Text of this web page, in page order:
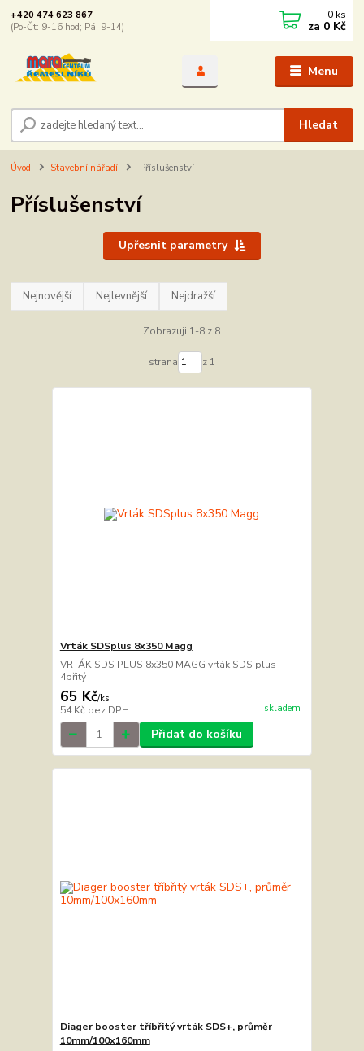
Menu
Hledat
+420 474 623 867
(Po-Čt: 9-16 hod; Pá: 9-14)
0 ks
za 0 Kč
Úvod Stavební nářadí Příslušenství
Příslušenství
Upřesnit parametry
Nejnovější Nejlevnější Nejdražší
Zobrazuji 1-8 z 8
strana z 1
Vrták SDSplus 8x350 Magg
VRTÁK SDS PLUS 8x350 MAGG vrták SDS plus
4břitý
65 Kč/ks
54 Kč bez DPH skladem
Přidat do košíku
Diager booster tříbřitý vrták SDS+, průměr
10mm/100x160mm